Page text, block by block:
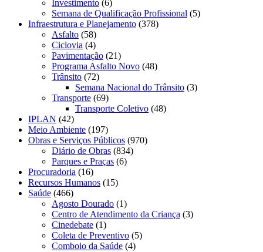
Investimento (6)
Semana de Qualificação Profissional (5)
Infraestrutura e Planejamento (378)
Asfalto (58)
Ciclovia (4)
Pavimentação (21)
Programa Asfalto Novo (48)
Trânsito (72)
Semana Nacional do Trânsito (3)
Transporte (69)
Transporte Coletivo (48)
IPLAN (42)
Meio Ambiente (197)
Obras e Serviços Públicos (970)
Diário de Obras (834)
Parques e Praças (6)
Procuradoria (16)
Recursos Humanos (15)
Saúde (466)
Agosto Dourado (1)
Centro de Atendimento da Criança (3)
Cinedebate (1)
Coleta de Preventivo (5)
Comboio da Saúde (4)